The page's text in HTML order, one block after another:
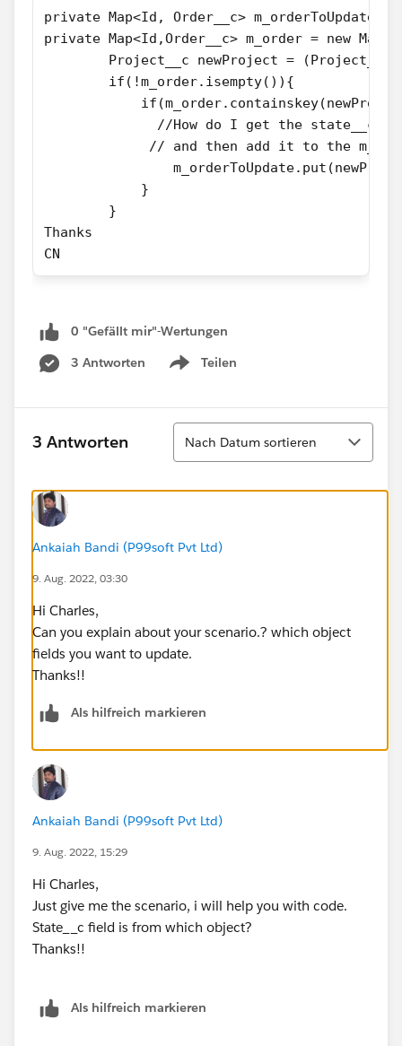
private Map<Id, Order__c> m_orderToUpdate=
private Map<Id,Order__c> m_order = new
Project__c newProject =
        if(!m_order.isempty()){
//How do I get the state__c
// and then add it to the
            }
        }
Thanks
CN
0 "Gefällt mir"-Wertungen
3 Antworten
Teilen
Show menu
3 Antworten
Sortieren
Nach Datum sortieren
Ankaiah Bandi (P99soft Pvt Ltd)
9. Aug. 2022, 03:30
Hi Charles,
Can you explain about your scenario.? which object
fields you want to update.
Thanks!!
Als hilfreich markieren
Ankaiah Bandi (P99soft Pvt Ltd)
9. Aug. 2022, 15:29
Hi Charles,
Just give me the scenario, i will help you with code.
State__c field is from which object?
Thanks!!
Als hilfreich markieren